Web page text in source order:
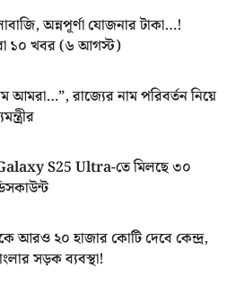
অন্নপূর্ণা যোজনার টাকা…!
১০ খবর (৬ আগস্ট)
আমরা…”, রাজ্যের নাম পরিবর্তন নিয়ে
S25 Ultra-তে মিলছে ৩০
আরও ২০ হাজার কোটি দেবে কেন্দ্র,
সড়ক ব্যবস্থা!